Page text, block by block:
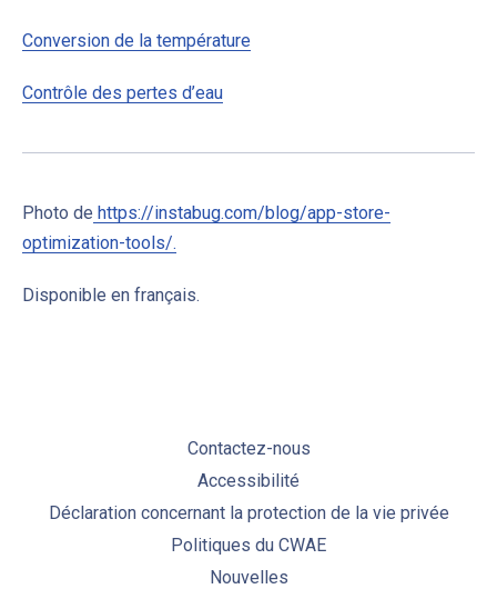
Conversion de la température
Contrôle des pertes d’eau
Photo de https://instabug.com/blog/app-store-
optimization-tools/.
Disponible en français.
Contactez-nous
Accessibilité
Déclaration concernant la protection de la vie privée
Politiques du CWAE
Nouvelles